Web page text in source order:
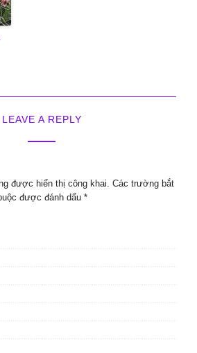
LEAVE A REPLY
được hiển thị công khai. Các trường bắt
được đánh dấu*